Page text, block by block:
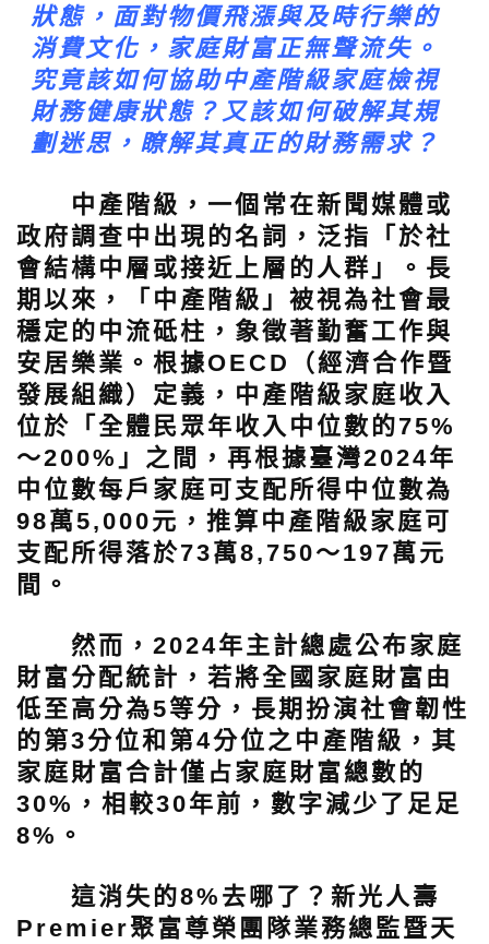
狀態，面對物價飛漲與及時行樂的
消費文化，家庭財富正無聲流失。
究竟該如何協助中產階級家庭檢視
財務健康狀態？又該如何破解其規
劃迷思，瞭解其真正的財務需求？
中產階級，一個常在新聞媒體或
政府調查中出現的名詞，泛指「於社
會結構中層或接近上層的人群」。長
期以來，「中產階級」被視為社會最
穩定的中流砥柱，象徵著勤奮工作與
安居樂業。根據OECD（經濟合作暨
發展組織）定義，中產階級家庭收入
位於「全體民眾年收入中位數的75%
～200%」之間，再根據臺灣2024年
中位數每戶家庭可支配所得中位數為
98萬5,000元，推算中產階級家庭可
支配所得落於73萬8,750～197萬元
間。
然而，2024年主計總處公布家庭
財富分配統計，若將全國家庭財富由
低至高分為5等分，長期扮演社會韌性
的第3分位和第4分位之中產階級，其
家庭財富合計僅占家庭財富總數的
30%，相較30年前，數字減少了足足
8%。
這消失的8%去哪了？新光人壽
Premier聚富尊榮團隊業務總監暨天